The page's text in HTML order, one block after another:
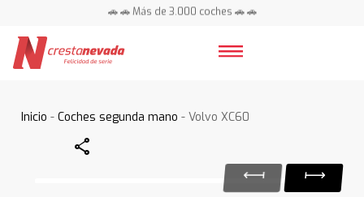
🚗 🚗 Más de 3.000 coches 🚗 🚗
Inicio -Coches segunda mano - Volvo XC60
Share